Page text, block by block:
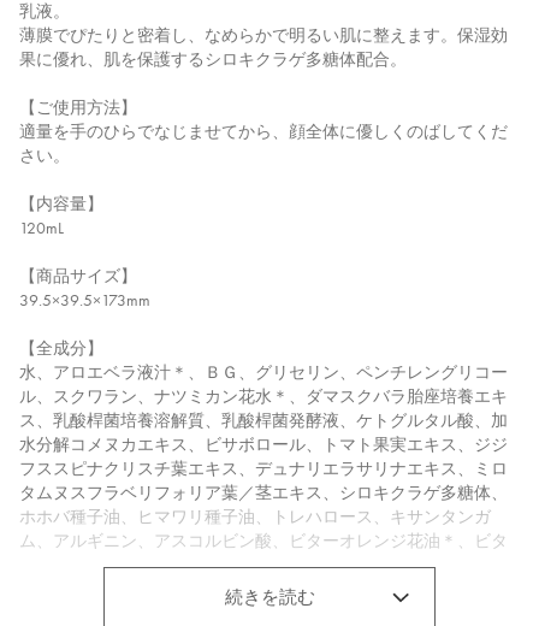
乳液。
薄膜でぴたりと密着し、なめらかで明るい肌に整えます。保湿効
果に優れ、肌を保護するシロキクラゲ多糖体配合。
【ご使用方法】
適量を手のひらでなじませてから、顔全体に優しくのばしてくだ
さい。
【内容量】
120mL
【商品サイズ】
39.5×39.5×173mm
【全成分】
水、アロエベラ液汁＊、ＢＧ、グリセリン、ペンチレングリコー
ル、スクワラン、ナツミカン花水＊、ダマスクバラ胎座培養エキ
ス、乳酸桿菌培養溶解質、乳酸桿菌発酵液、ケトグルタル酸、加
水分解コメヌカエキス、ビサボロール、トマト果実エキス、ジジ
フススピナクリスチ葉エキス、デュナリエラサリナエキス、ミロ
タムヌスフラベリフォリア葉／茎エキス、シロキクラゲ多糖体、
ホホバ種子油、ヒマワリ種子油、トレハロース、キサンタンガ
ム、アルギニン、アスコルビン酸、ビターオレンジ花油＊、ビタ
ーオレンジ葉／枝油＊、アトラスシーダー樹皮油＊、イタリアイ
トスギ葉／実／茎油＊、ベルガモット果実油＊、オレンジ果皮油
＊、ニオイテンジクアオイ油＊、ベヘニルアルコール、プロパン
続きを読む